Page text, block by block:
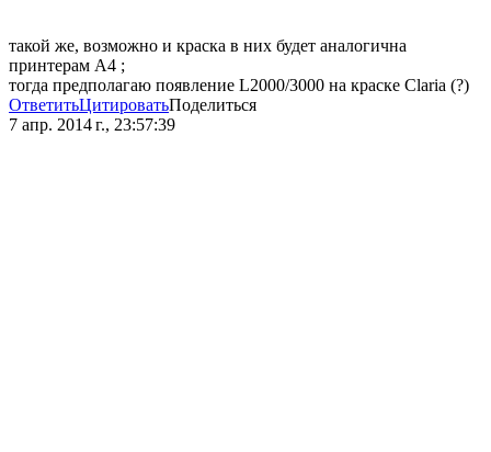
такой же, возможно и краска в них будет аналогична
принтерам A4 ;
тогда предполагаю появление L2000/3000 на краске Claria (?)
ОтветитьЦитироватьПоделиться
7 апр. 2014 г., 23:57:39